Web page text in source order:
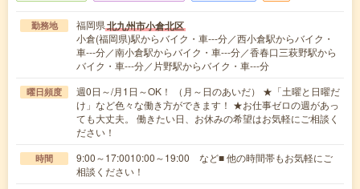
勤務地 福岡県北九州市小倉北区
小倉(福岡県)駅からバイク・車---分／西小倉駅からバイク・
車---分／南小倉駅からバイク・車---分／香春口三萩野駅から
バイク・車---分／片野駅からバイク・車---分
曜日頻度
週0日～/月1日～OK！ （月～日のあいだ） ★「土曜と日曜だ
け」など色々な働き方ができます！ ★お仕事ゼロの週があっ
ても大丈夫。 働きたい日、お休みの希望はお気軽にご相談く
ださい！
時間
9:00～17:0010:00～19:00 など■ 他の時間帯もお気軽にご
相談ください！